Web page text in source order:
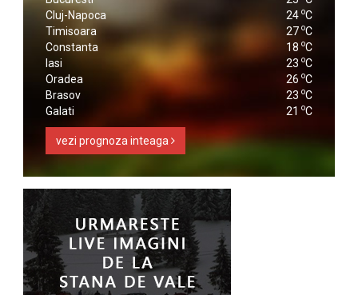
Cluj-Napoca
24 oC
Timisoara
27 oC
Constanta
18 oC
Iasi
23 oC
Oradea
26 oC
Brasov
23 oC
Galati
21 oC
vezi prognoza inteaga